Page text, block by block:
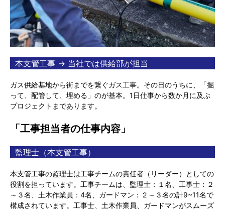
本支管工事 → 当社では供給部が担当
ガス供給基地から街までを繋ぐガス工事。その日のうちに、「掘
って、配管して、埋める」のが基本。1日仕事から数か月に及ぶ
プロジェクトまであります。
「工事担当者の仕事内容」
監理士（本支管工事）
本支管工事の監理士は工事チームの責任者（リーダー）としての
役割を担っています。工事チームは、監理士：１名、工事士：２
～３名、土木作業員：4名、ガードマン：２～３名の計9~11名で
構成されています。工事士、土木作業員、ガードマンがスムーズ